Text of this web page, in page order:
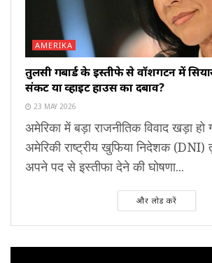
AMERIKA
तुलसी गबार्ड के इस्तीफे से वॉशिंगटन में
संकट या व्हाइट हाउस का दबाव?
23 MAY 2026
अमेरिका में बड़ा राजनीतिक विवाद खड़ा
अमेरिकी राष्ट्रीय खुफिया निदेशक (DNI)
अपने पद से इस्तीफा देने की घोषणा...
और लोड करें